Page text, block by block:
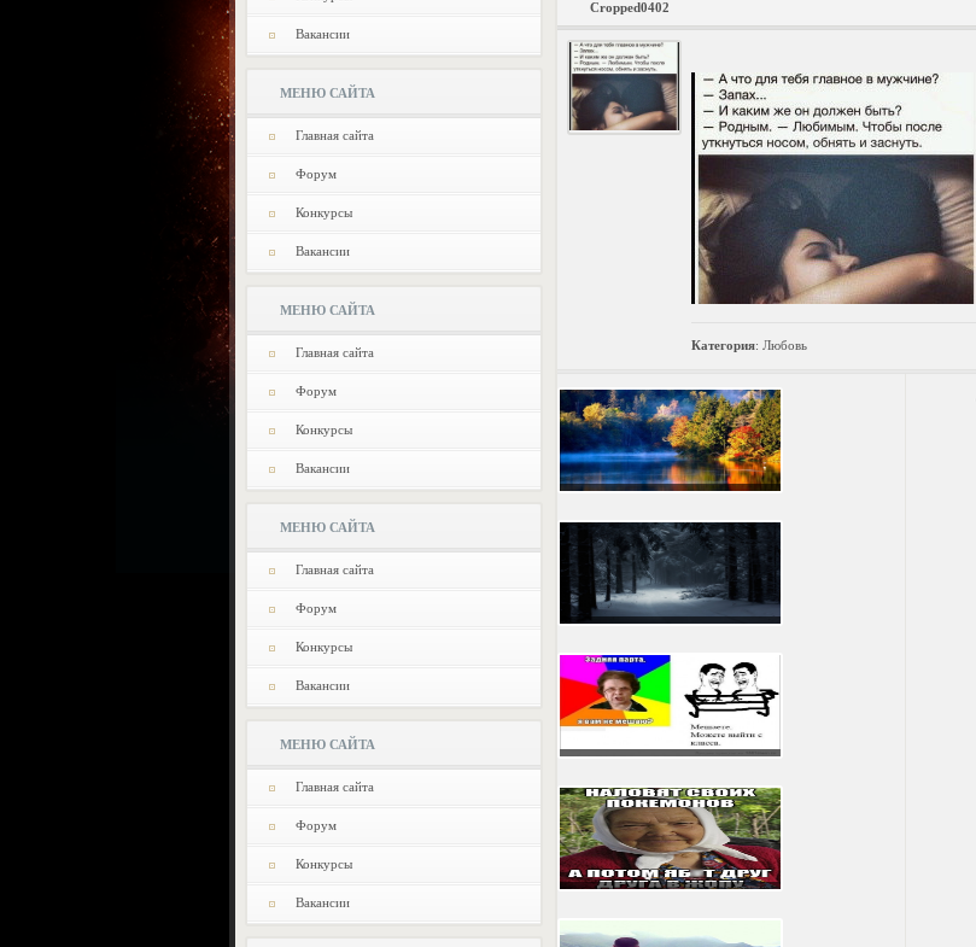
Вакансии
МЕНЮ САЙТА
Главная сайта
Форум
Конкурсы
Вакансии
МЕНЮ САЙТА
Главная сайта
Форум
Конкурсы
Вакансии
МЕНЮ САЙТА
Главная сайта
Форум
Конкурсы
Вакансии
МЕНЮ САЙТА
Главная сайта
Форум
Конкурсы
Вакансии
Cropped0402
Категория: Любовь